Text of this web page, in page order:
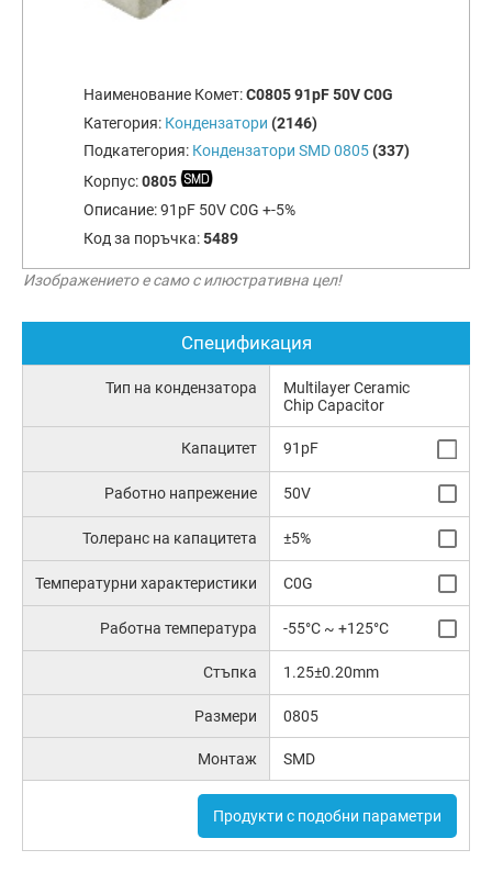
Наименование Комет:C0805 91pF 50V C0G
Категория: Кондензатори (2146)
Подкатегория: Кондензатори SMD 0805 (337)
Корпус:0805
Описание:91pF 50V C0G +-5%
Код за поръчка:5489
Изображението е само с илюстративна цел!
Спецификация
Тип на кондензатора
Multilayer Ceramic
Chip Capacitor
Капацитет 91pF
Работно напрежение 50V
Толеранс на капацитета ±5%
Температурни характеристики C0G
Работна температура -55°C ~ +125°C
Стъпка 1.25±0.20mm
Размери 0805
Монтаж SMD
Продукти с подобни параметри